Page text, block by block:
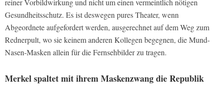
Gesundheitsschutz. Es ist deswegen pures Theater, wenn
Abgeordnete aufgefordert werden, ausgerechnet auf dem Weg zum
Rednerpult, wo sie keinem anderen Kollegen begegnen, die Mund-
Nasen-Masken allein für die Fernsehbilder zu tragen.
Merkel spaltet mit ihrem Maskenzwang die Republik